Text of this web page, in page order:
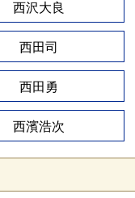
西沢大良
西田司
西田勇
西濱浩次